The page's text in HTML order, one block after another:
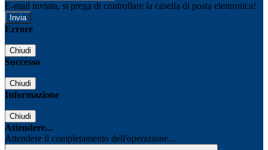
E-mail inviata, si prega di controllare la casella di posta elettronica!
Errore
Chiudi
Successo
Chiudi
Informazione
Chiudi
Attendere...
Attendere il completamento dell'operazione...